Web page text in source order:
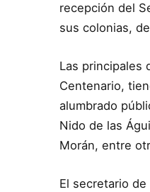
recepción del
sus colonias,
Las principales
Centenario,
alumbrado
Nido de las
Morán, entre
El secretario